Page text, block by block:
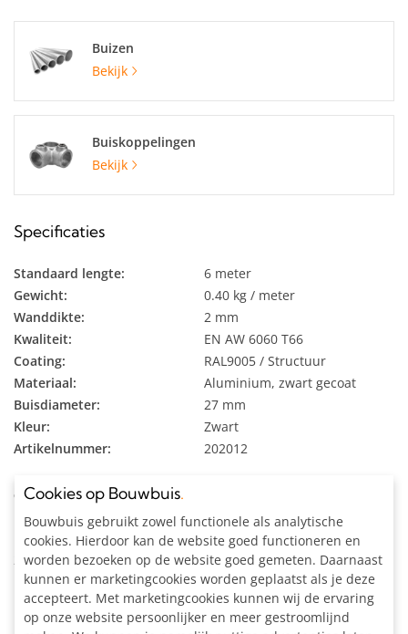
Buizen
Bekijk
Buiskoppelingen
Bekijk
Specificaties
Standaard lengte:
6 meter
Gewicht:
0.40 kg / meter
Wanddikte:
2 mm
Kwaliteit:
EN AW 6060 T66
Coating:
RAL9005 / Structuur
Materiaal:
Aluminium, zwart gecoat
Buisdiameter:
27 mm
Kleur:
Zwart
Artikelnummer:
202012
Omschrijving
Deze zwarte aluminium buis heeft een buitendiameter van Ø
27 millimeter en een wanddikte van 2 millimeter. Hiermee
bouw je sterke constructies voor zowel industriële als
particuliere doeleinden.
Cookies op Bouwbuis.
Bouwbuis gebruikt zowel functionele als analytische
cookies. Hierdoor kan de website goed functioneren en
worden bezoeken op de website goed gemeten. Daarnaast
kunnen er marketingcookies worden geplaatst als je deze
accepteert. Met marketingcookies kunnen wij de ervaring
op onze website persoonlijker en meer gestroomlijnd